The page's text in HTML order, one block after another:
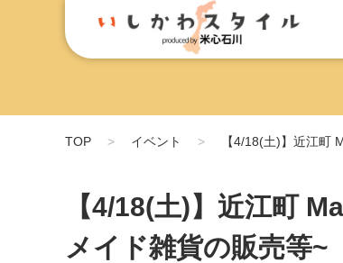
TOP イベント 【4/18(土)】近江町
【4/18(土)】近江町
メイド雑貨の販売等~